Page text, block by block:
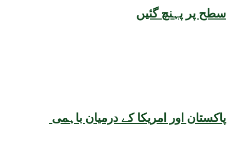
سطح پر پہنچ گئیں